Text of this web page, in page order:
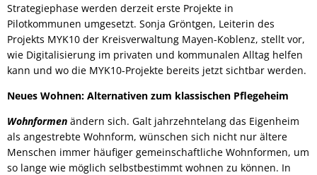
Strategiephase werden derzeit erste Projekte in
Pilotkommunen umgesetzt. Sonja Gröntgen, Leiterin des
Projekts MYK10 der Kreisverwaltung Mayen-Koblenz, stellt vor,
wie Digitalisierung im privaten und kommunalen Alltag helfen
kann und wo die MYK10-Projekte bereits jetzt sichtbar werden.
Neues Wohnen: Alternativen zum klassischen Pflegeheim
Wohnformen ändern sich. Galt jahrzehntelang das Eigenheim
als angestrebte Wohnform, wünschen sich nicht nur ältere
Menschen immer häufiger gemeinschaftliche Wohnformen, um
so lange wie möglich selbstbestimmt wohnen zu können. In